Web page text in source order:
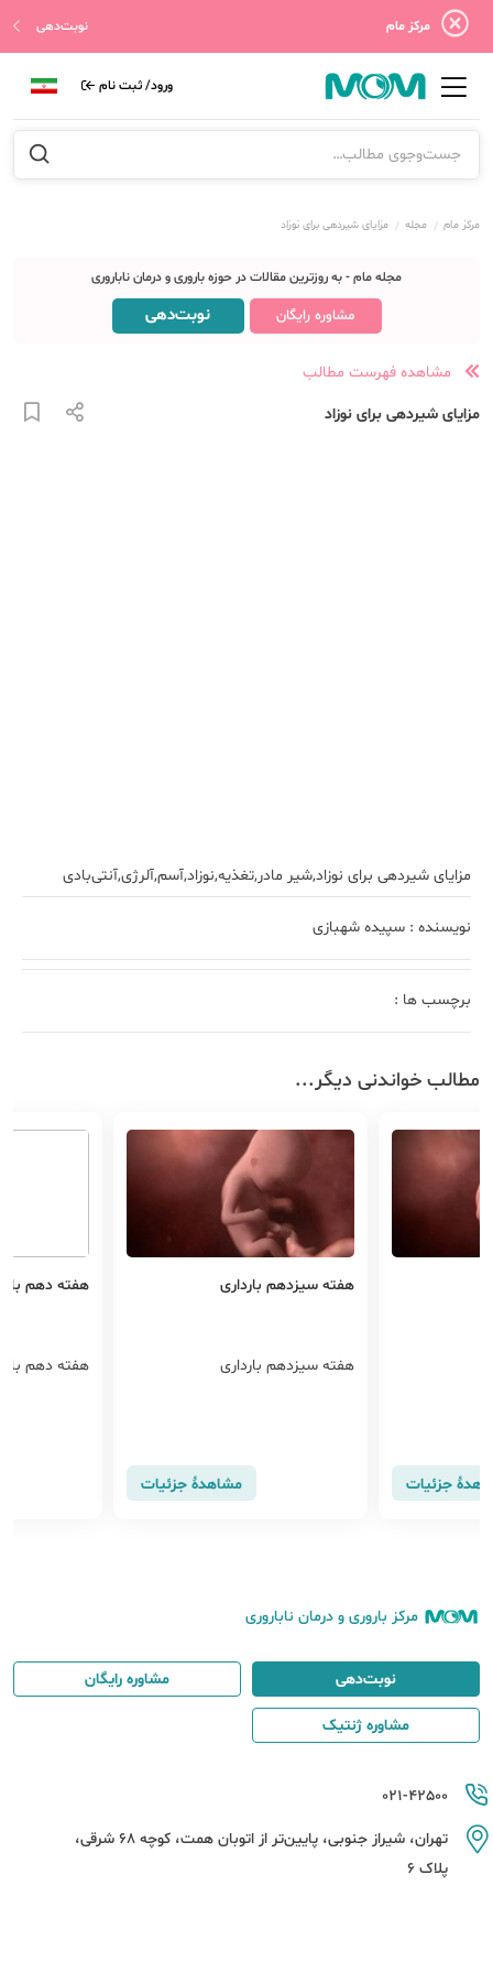
مرکز مام نوبت‌دهی
ورود/ ثبت نام
مرکز مام مجله مزایای شیردهی برای نوزاد
مجله مام - به روزترین مقالات در حوزه باروری و درمان ناباروری
مشاوره رایگان نوبت‌دهی
مشاهده فهرست مطالب
مزایای شیردهی برای نوزاد
مزایای شیردهی برای نوزاد,شیر مادر,تغذیه‌,نوزاد,آسم,آلرژی,آنتی‌بادی
نویسنده : سپیده شهبازی
برچسب ها :
مطالب خواندنی دیگر...
جزئیات
هفته سیزدهم بارداری
هفته سیزدهم بارداری
مشاهدهٔ جزئیات
هفته دهم
هفته دهم
مرکز باروری و درمان ناباروری
021-42500
تهران، شیراز جنوبی، پایین‌تر از اتوبان همت، کوچه 68 شرقی،
پلاک 6
نوبت‌دهی مشاوره رایگان
مشاوره ژنتیک